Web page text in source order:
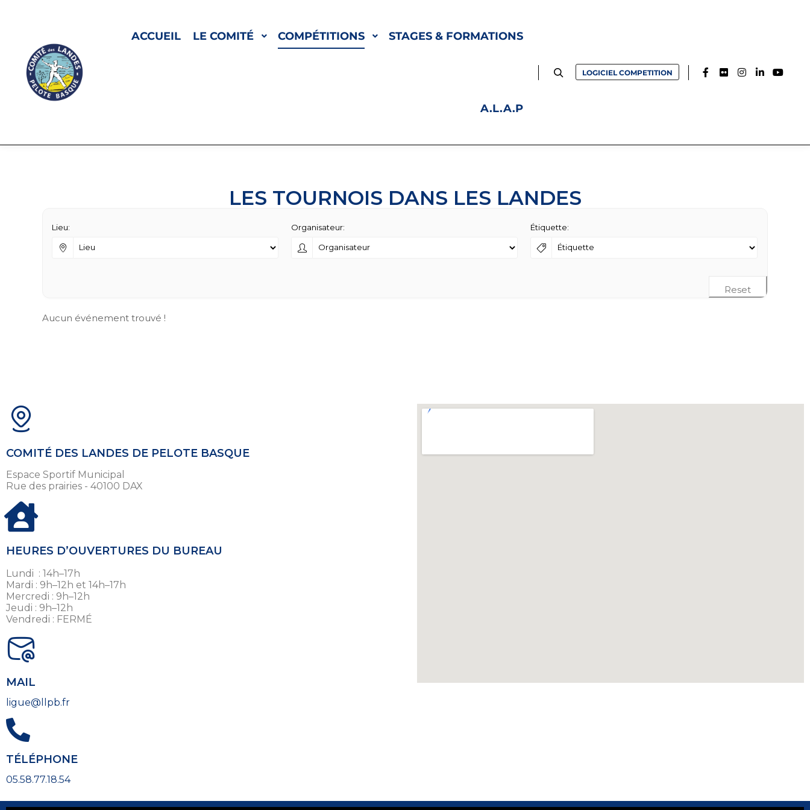
ACCUEIL LE COMITÉ COMPÉTITIONS STAGES & FORMATIONS
A.L.A.P
LOGICIEL COMPETITION
LES TOURNOIS DANS LES LANDES
Lieu: Organisateur: Étiquette:
Reset
Aucun événement trouvé !
COMITÉ DES LANDES DE PELOTE BASQUE
Espace Sportif Municipal
Rue des prairies - 40100 DAX
HEURES D’OUVERTURES DU BUREAU
Lundi : 14h–17h
Mardi : 9h–12h et 14h–17h
Mercredi : 9h–12h
Jeudi : 9h–12h
Vendredi : FERMÉ
MAIL
ligue@llpb.fr
TÉLÉPHONE
05.58.77.18.54